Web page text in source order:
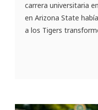
carrera universitaria
en Arizona State
a los Tigers